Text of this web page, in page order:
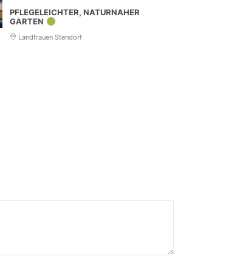
PFLEGELEICHTER, NATURNAHER
GARTEN
Landfrauen Stendorf